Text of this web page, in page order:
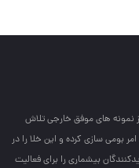
از نمونه هاي موفق خارجي تلاش
بومي سازي كرده و اين خلا را در
بيشماري را براي فعاليت